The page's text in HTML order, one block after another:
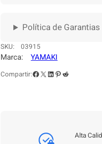
K
I
1
Política de Garantias
SKU: 03915
Marca: YAMAKI
Compartir:Facebook X LinkedIn Pinterest Reddit
Alta